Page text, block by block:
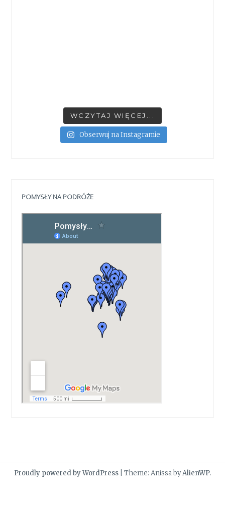
WCZYTAJ WIĘCEJ...
Obserwuj na Instagramie
POMYSŁY NA PODRÓŻE
Proudly powered by WordPress Theme: Anissa byAlienWP.